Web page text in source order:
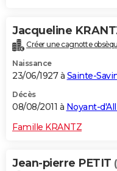
Jacqueline
Créer une cagnotte
Naissance
23/06/1927 à Sainte-
Décès
08/08/2011 à Noyant-
Famille KRANTZ
Jean-pierre PETIT